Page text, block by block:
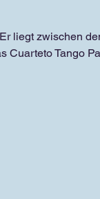
liegt zwischen
Cuarteto Tango